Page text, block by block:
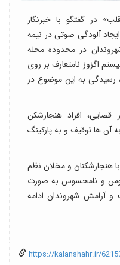
در گفتگو با خبرنگار
آلودگی صوتی در نیمه
در محدوده محله
اگزوز نامتعارف بر روی
رسیدگی به این موضوع در
افراد هنجارشکن
به آن ها توقیف و به پارکینگ
هنجارشکنان و مخلان نظم
و نامحسوس به صورت
و آرامش شهروندان ادامه
https://kalanshahr.ir/